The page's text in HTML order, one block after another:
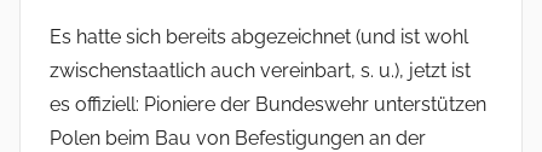
Es hatte sich bereits abgezeichnet (und ist wohl
zwischenstaatlich auch vereinbart, s. u.), jetzt ist
es offiziell: Pioniere der Bundeswehr unterstützen
Polen beim Bau von Befestigungen an der